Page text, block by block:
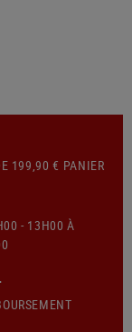
199,90 € PANIER
- 13H00 À